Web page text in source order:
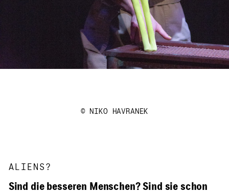
© NIKO HAVRANEK
ALIENS?
Sind die besseren Menschen? Sind sie schon